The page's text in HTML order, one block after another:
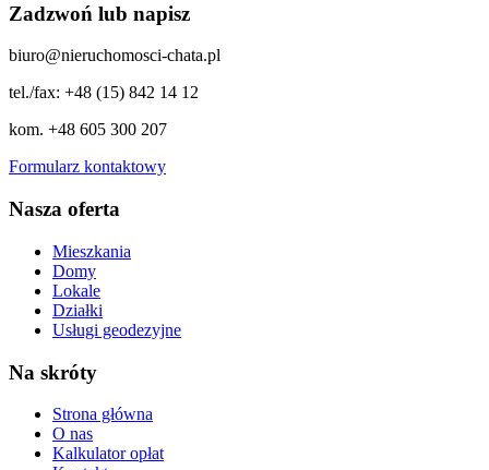
Zadzwoń lub napisz
biuro@nieruchomosci-chata.pl
tel./fax: +48 (15) 842 14 12
kom. +48 605 300 207
Formularz kontaktowy
Nasza oferta
Mieszkania
Domy
Lokale
Działki
Usługi geodezyjne
Na skróty
Strona główna
O nas
Kalkulator opłat